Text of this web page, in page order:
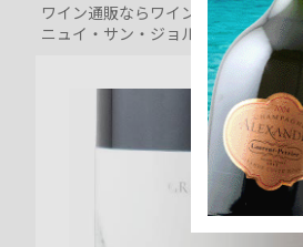
ワイン通販ならワインショップソム
ニュイ・サン・ジョルジュ・プルミ